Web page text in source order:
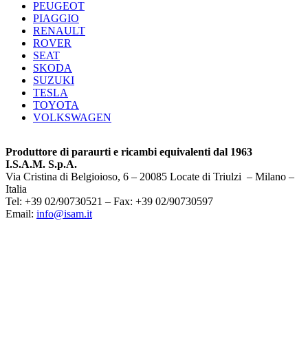
PEUGEOT
PIAGGIO
RENAULT
ROVER
SEAT
SKODA
SUZUKI
TESLA
TOYOTA
VOLKSWAGEN
Produttore di paraurti e ricambi equivalenti dal 1963
I.S.A.M. S.p.A.
Via Cristina di Belgioioso, 6 – 20085 Locate di Triulzi – Milano –
Italia
Tel: +39 02/90730521 – Fax: +39 02/90730597
Email: info@isam.it